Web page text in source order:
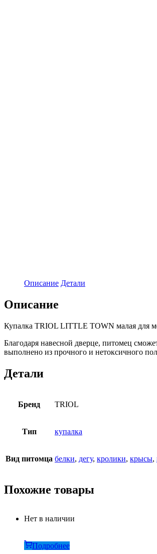
Описание Детали
Описание
Купалка TRIOL LITTLE TOWN малая для
Благодаря навесной дверце, питомец
выполнено из прочного и нетоксичного
Детали
Бренд TRIOL
Тип купалка
Вид питомца белки, дегу, кролики, крысы,
Похожие товары
Нет в наличии
Подробнее